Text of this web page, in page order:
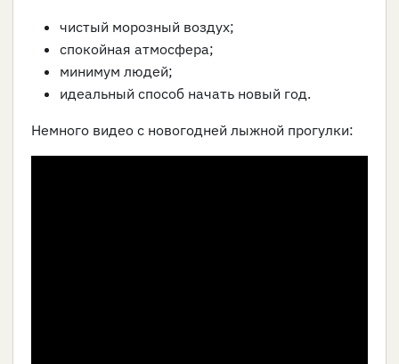
чистый морозный воздух;
спокойная атмосфера;
минимум людей;
идеальный способ начать новый год.
Немного видео с новогодней лыжной прогулки: